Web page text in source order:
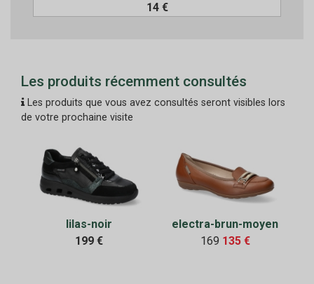
14 €
Les produits récemment consultés
Les produits que vous avez consultés seront visibles lors
de votre prochaine visite
lilas-noir
199 €
electra-brun-moyen
169 135 €